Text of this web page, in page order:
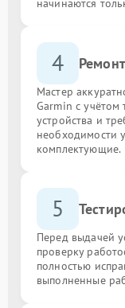
начинаются
4 Ремонт
Мастер
Garmin с учётом
устройства и
необходимости
комплектующие.
5
Перед выдачей
проверку
полностью
выполненные